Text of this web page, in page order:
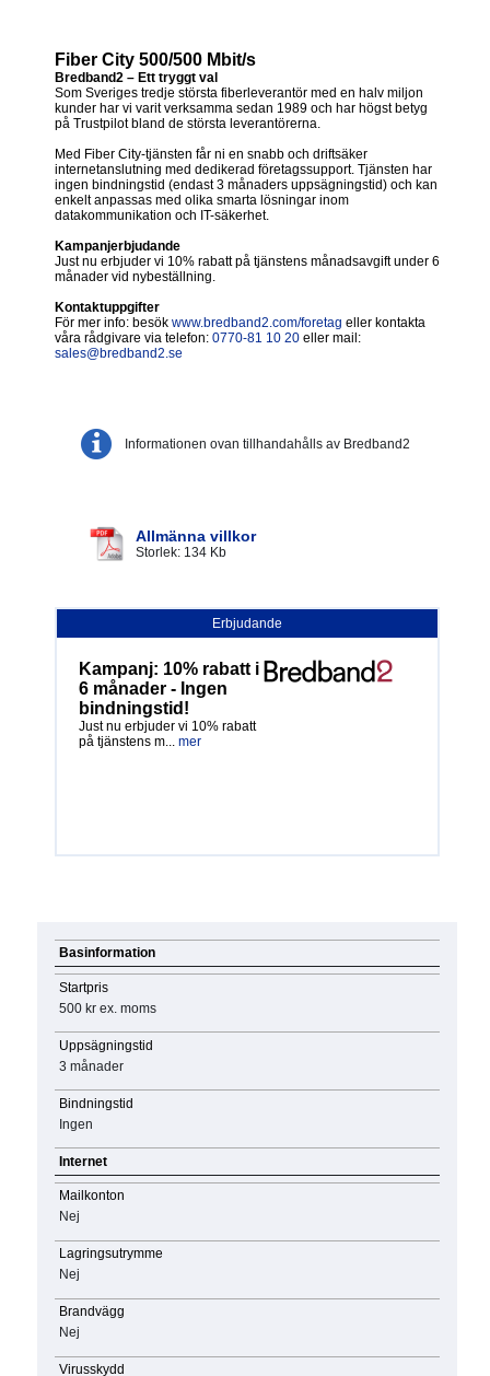
Fiber City 500/500 Mbit/s
Bredband2 – Ett tryggt val
Som Sveriges tredje största fiberleverantör med en halv miljon
kunder har vi varit verksamma sedan 1989 och har högst betyg
på Trustpilot bland de största leverantörerna.
Med Fiber City-tjänsten får ni en snabb och driftsäker
internetanslutning med dedikerad företagssupport. Tjänsten har
ingen bindningstid (endast 3 månaders uppsägningstid) och kan
enkelt anpassas med olika smarta lösningar inom
datakommunikation och IT-säkerhet.
Kampanjerbjudande
Just nu erbjuder vi 10% rabatt på tjänstens månadsavgift under 6
månader vid nybeställning.
Kontaktuppgifter
För mer info: besök www.bredband2.com/foretag eller kontakta
våra rådgivare via telefon: 0770-81 10 20 eller mail:
sales@bredband2.se
Informationen ovan tillhandahålls av Bredband2
Allmänna villkor
Storlek: 134 Kb
Erbjudande
Kampanj: 10% rabatt i
6 månader - Ingen
bindningstid!
Just nu erbjuder vi 10% rabatt
på tjänstens m... mer
Basinformation
Startpris
500 kr ex. moms
Uppsägningstid
3 månader
Bindningstid
Ingen
Internet
Mailkonton
Nej
Lagringsutrymme
Nej
Brandvägg
Nej
Virusskydd